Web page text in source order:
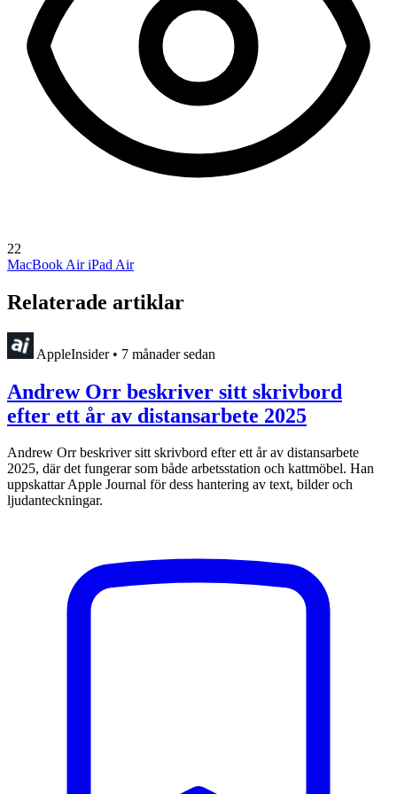
22
MacBook AiriPad Air
Relaterade artiklar
AppleInsider • 7 månader sedan
Andrew Orr beskriver sitt skrivbord
efter ett år av distansarbete 2025
Andrew Orr beskriver sitt skrivbord efter ett år av distansarbete
2025, där det fungerar som både arbetsstation och kattmöbel. Han
uppskattar Apple Journal för dess hantering av text, bilder och
ljudanteckningar.